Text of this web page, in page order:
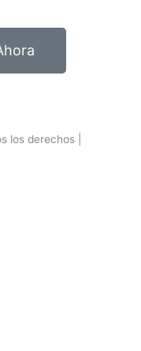
los derechos |